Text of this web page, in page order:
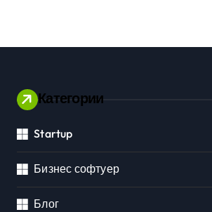
Категории
Startup
Бизнес софтуер
Блог